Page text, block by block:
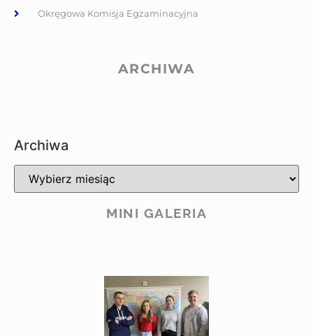
Okręgowa Komisja Egzaminacyjna
ARCHIWA
Archiwa
MINI GALERIA